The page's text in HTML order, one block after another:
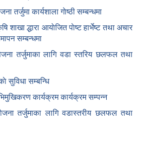
तर्जुमा कार्यशाला गाेष्ठी सम्बन्धमा
शाखा द्धारा आयाेजित पाेष्ट हार्भेष्ट तथा अचार
सम्बन्‍धमा
तर्जुमाका लागि वडा स्तरिय छलफल तथा
सुविधा सम्बन्धि
कार्यक्रम कार्यक्रम सम्पन्न
तर्जुमाका लागि वडास्तरीय छलफल तथा